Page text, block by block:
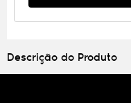
Descrição do Produto